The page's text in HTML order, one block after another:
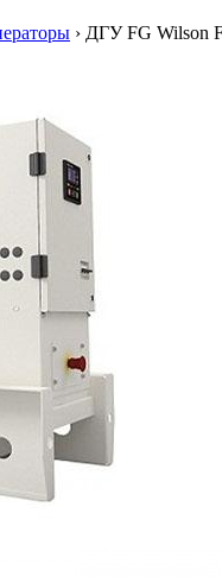
› ДГУ FG Wilson